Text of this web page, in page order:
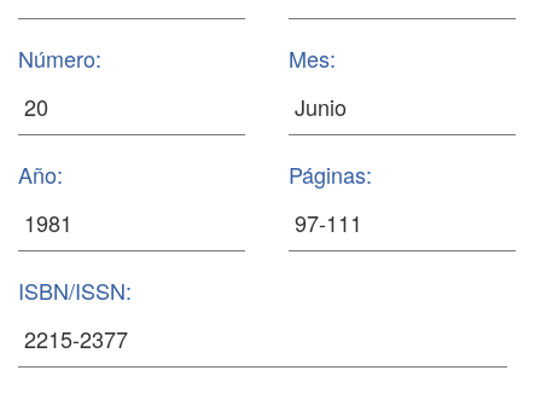
Número: Mes:
Año: Páginas:
ISBN/ISSN: